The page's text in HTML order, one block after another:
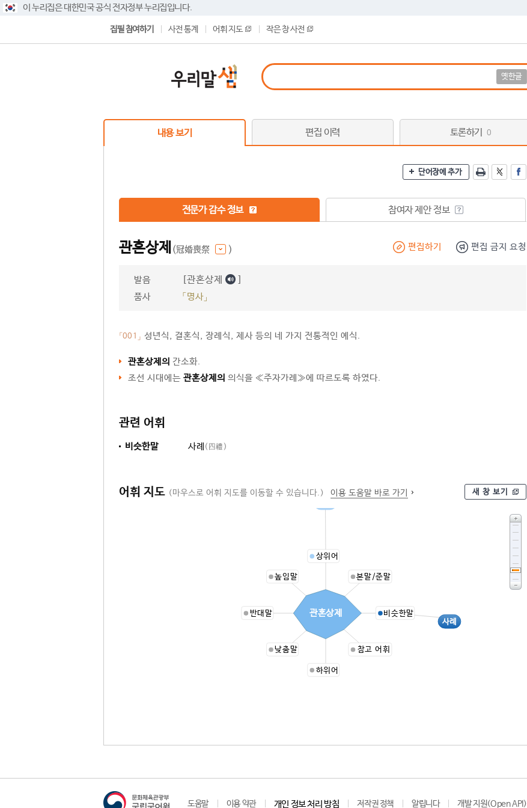
이 누리집은 대한민국 공식 전자정부 누리집입니다.
집필 참여하기 사전 통계 어휘 지도 작은 창 사전
옛한글
내용 보기 편집 이력 토론하기 0
단어장에 추가
전문가 감수 정보 참여자 제안 정보
관혼상제 (冠婚喪祭 ) 편집하기 편집 금지 요청
발음 [관혼상제 ]
품사 「명사」
「001」 성년식, 결혼식, 장례식, 제사 등의 네 가지 전통적인 예식.
관혼상제의 간소화.
조선 시대에는 관혼상제의 의식을 ≪주자가례≫에 따르도록 하였다.
관련 어휘
비슷한말 사례 (四禮)
어휘 지도 (마우스로 어휘 지도를 이동할 수 있습니다.) 이용 도움말 바로 가기 새 창 보기
상위어
본말/준말
사례
비슷한말
참고 어휘
하위어
낮춤말
반대말
높임말
관혼상제
도움말 이용 약관 개인 정보 처리 방침 저작권 정책 알립니다 개발 지원(Open API)